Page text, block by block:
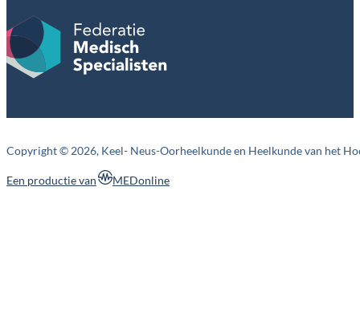
Copyright © 2026, Keel- Neus-Oorheelkunde en Heelkunde van het
MEDonline